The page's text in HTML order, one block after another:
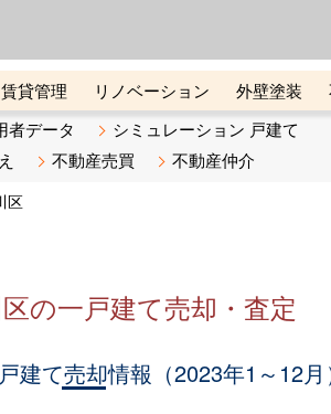
賃貸管理 リノベーション 外壁塗装
ガジンBiz 不動産売却ご相談デスク
者データ
シミュレーション 戸建て
不動産売買 不動産仲介
区
の一戸建て売却・査定
建て売却情報（2023年1～12月